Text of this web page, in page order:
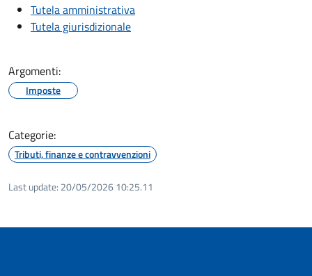
Tutela amministrativa
Tutela giurisdizionale
Argomenti:
Imposte
Categorie:
Tributi, finanze e contravvenzioni
Last update: 20/05/2026 10:25.11